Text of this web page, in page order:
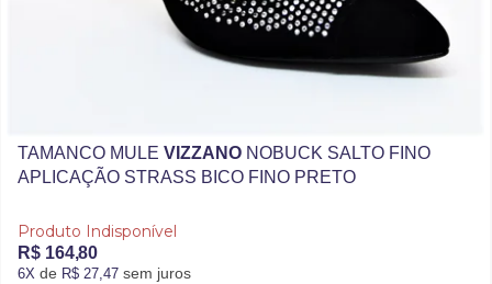
TAMANCO MULEVIZZANO NOBUCK SALTO FINO
APLICAÇÃO STRASS BICO FINO PRETO
Produto Indisponível
R$ 164,80
6X de R$ 27,47 sem juros